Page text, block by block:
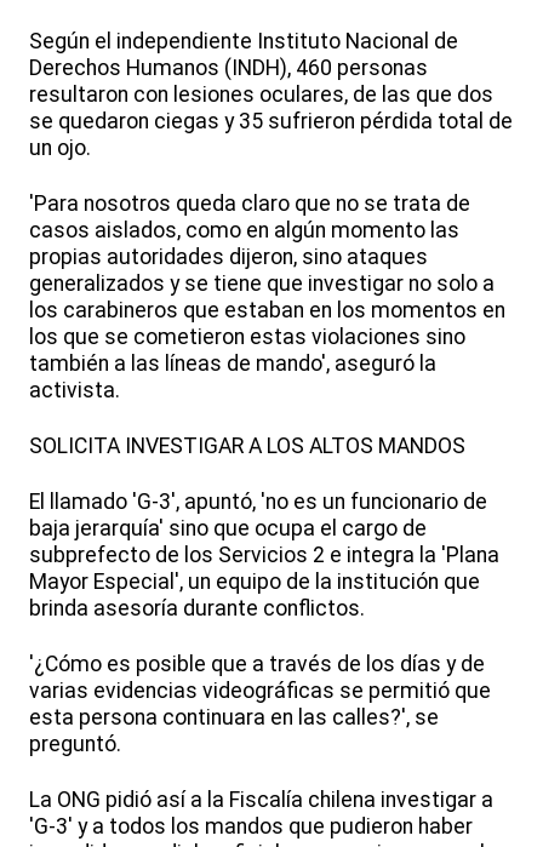
Según el independiente Instituto Nacional de
Derechos Humanos (INDH), 460 personas
resultaron con lesiones oculares, de las que dos
se quedaron ciegas y 35 sufrieron pérdida total de
un ojo.
'Para nosotros queda claro que no se trata de
casos aislados, como en algún momento las
propias autoridades dijeron, sino ataques
generalizados y se tiene que investigar no solo a
los carabineros que estaban en los momentos en
los que se cometieron estas violaciones sino
también a las líneas de mando', aseguró la
activista.
SOLICITA INVESTIGAR A LOS ALTOS MANDOS
El llamado 'G-3', apuntó, 'no es un funcionario de
baja jerarquía' sino que ocupa el cargo de
subprefecto de los Servicios 2 e integra la 'Plana
Mayor Especial', un equipo de la institución que
brinda asesoría durante conflictos.
'¿Cómo es posible que a través de los días y de
varias evidencias videográficas se permitió que
esta persona continuara en las calles?', se
preguntó.
La ONG pidió así a la Fiscalía chilena investigar a
'G-3' y a todos los mandos que pudieron haber